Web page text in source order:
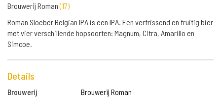
Brouwerij Roman(17)
Roman Sloeber Belgian IPA is een IPA. Een verfrissend en fruitig bier
met vier verschillende hopsoorten: Magnum, Citra, Amarillo en
Simcoe.
Details
Brouwerij
Brouwerij Roman